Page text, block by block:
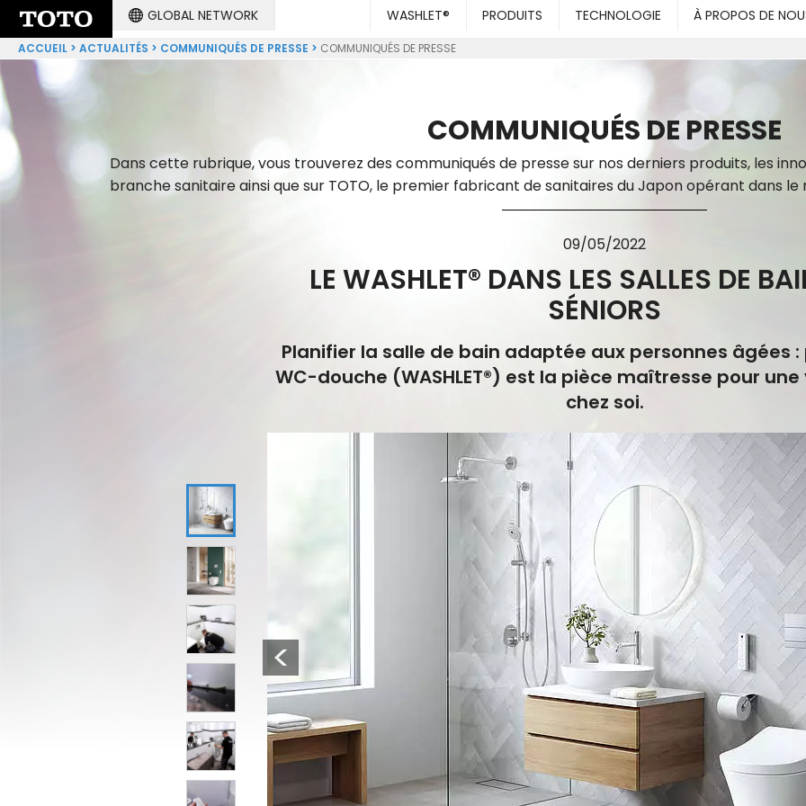
GLOBAL NETWORK WASHLET® PRODUITS TECHNOLOGIE À PROPOS DE
ACCUEIL ACTUALITÉS COMMUNIQUÉS DE PRESSE COMMUNIQUÉS DE PRESSE
COMMUNIQUÉS DE PRESSE
Dans cette rubrique, vous trouverez des communiqués de presse sur nos derniers produits, les
branche sanitaire ainsi que sur TOTO, le premier fabricant de sanitaires du Japon opérant dans le
09/05/2022
LE WASHLET® DANS LES SALLES DE
SÉNIORS
Planifier la salle de bain adaptée aux personnes âgées :
WC-douche (WASHLET®) est la pièce maîtresse pour
chez soi.
Previous
1
2
3
4
5